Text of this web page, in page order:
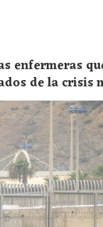
enfermeras
de la crisis